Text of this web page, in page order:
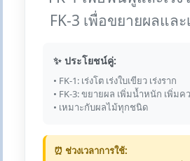
FK-3 เพื่อขยายผลแล
✨ ประโยชน์คู่:
• FK-1: เร่งโต เร่งใบเขียว เร่งราก
• FK-3: ขยายผล เพิ่มน้ำหนัก เพิ่ม
• เหมาะกับผลไม้ทุกชนิด
⏰ ช่วงเวลาการใช้: